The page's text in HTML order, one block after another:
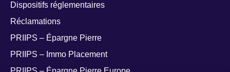
Dispositifs réglementaires
Réclamations
PRIIPS – Épargne Pierre
PRIIPS – Immo Placement